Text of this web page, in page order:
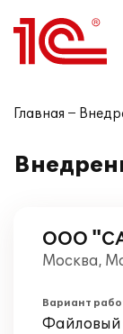
Главная
ООО
Москва,
Вариант
Файловый